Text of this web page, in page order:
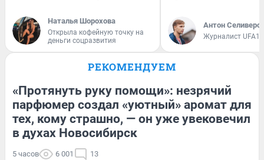
Наталья Шорохова
Открыла кофейную точку на
деньги соцразвития
Антон
Журналист
РЕКОМЕНДУЕМ
«Протянуть руку помощи»: незрячий
парфюмер создал «уютный» аромат для
тех, кому страшно, — он уже увековечил
в духах Новосибирск
5 часов 6 001 13